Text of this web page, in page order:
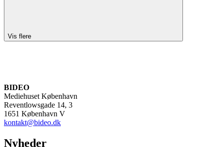
Vis flere
BIDEO
Mediehuset København
Reventlowsgade 14, 3
1651 København V
kontakt@bideo.dk
Nyheder